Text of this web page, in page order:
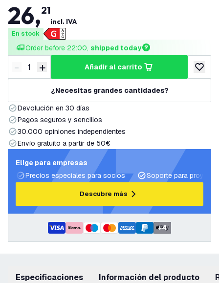
26,21
incl. IVA
En stock
Order before 22:00, shipped today
Disminuir cantidad
- Aumentar cantidad
+ añadir al carrito
añadir
¿Necesitas grandes cantidades?
Devolución en 30 días
Pagos seguros y sencillos
30.000 opiniones independientes
Envío gratuito a partir de 50€
Elige para empresas
Precios especiales para socios
Soporte para
Descubre más
+4
Especificaciones información del producto